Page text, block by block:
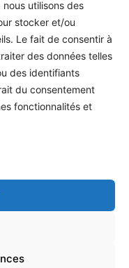
utilisons des
stocker et/ou
Le fait de consentir à
des données telles
des identifiants
du consentement
fonctionnalités et